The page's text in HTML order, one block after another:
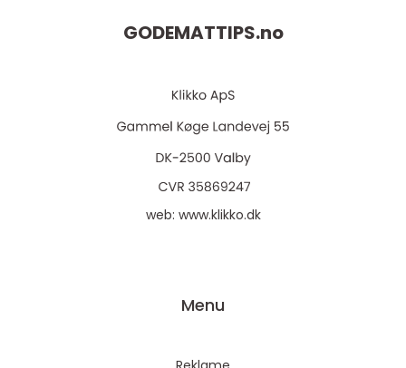
GODEMATTIPS.no
web: www.klikko.dk
Menu